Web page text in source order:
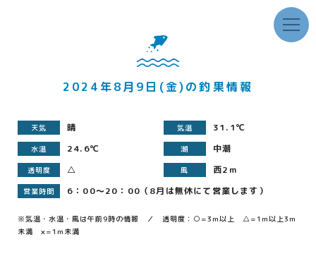
2024年8月9日(金)の釣果情報
天気 晴 気温 31.1℃
水温 24.6℃ 潮 中潮
透明度 △ 風 西2ｍ
営業時間 6：00～20：00（8月は無休にて営業します）
※気温・水温・風は午前9時の情報 ／ 透明度：○=3m以上 △=1m以上3m
未満 ×=1m未満